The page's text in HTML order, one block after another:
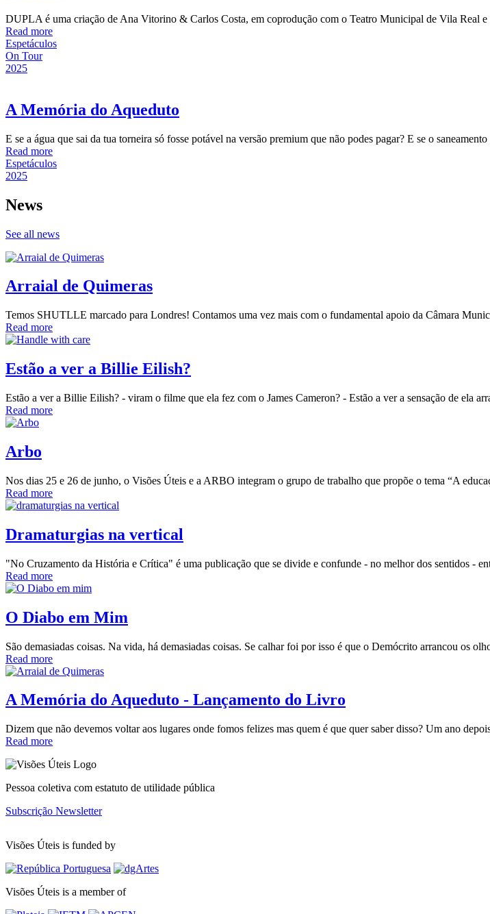
DUPLA é uma criação de Ana Vitorino & Carlos Costa, em coprodução com o Teatro Municipal de Vila Real
Read more
Espetáculos
On Tour
2025
A Memória do Aqueduto
E se a água que sai da tua torneira só fosse potável na versão premium que não podes pagar? E se o
Read more
Espetáculos
2025
News
See all news
Arraial de Quimeras
Temos SHUTLLE marcado para Londres! Contamos uma vez mais com o fundamental apoio da Câmara
Read more
Estão a ver a Billie Eilish?
Estão a ver a Billie Eilish? - viram o filme que ela fez com o James Cameron? - Estão a ver a sensação de ela
Read more
Arbo
Nos dias 25 e 26 de junho, o Visões Úteis e a ARBO integram o grupo de trabalho que propõe o tema “A
Read more
Dramaturgias na vertical
"No Cruzamento da História e Crítica" é uma publicação que se divide e confunde - no melhor dos sentidos -
Read more
O Diabo em Mim
São demasiadas coisas. Na vida, há demasiadas coisas. Se calhar foi por isso é que o Demócrito arrancou os
Read more
A Memória do Aqueduto - Lançamento do Livro
Dizem que não devemos voltar aos lugares onde fomos felizes mas quem é que quer saber disso? Um ano
Read more
Pessoa coletiva com estatuto de utilidade pública
Subscrição Newsletter
Visões Úteis is funded by
Visões Úteis is a member of